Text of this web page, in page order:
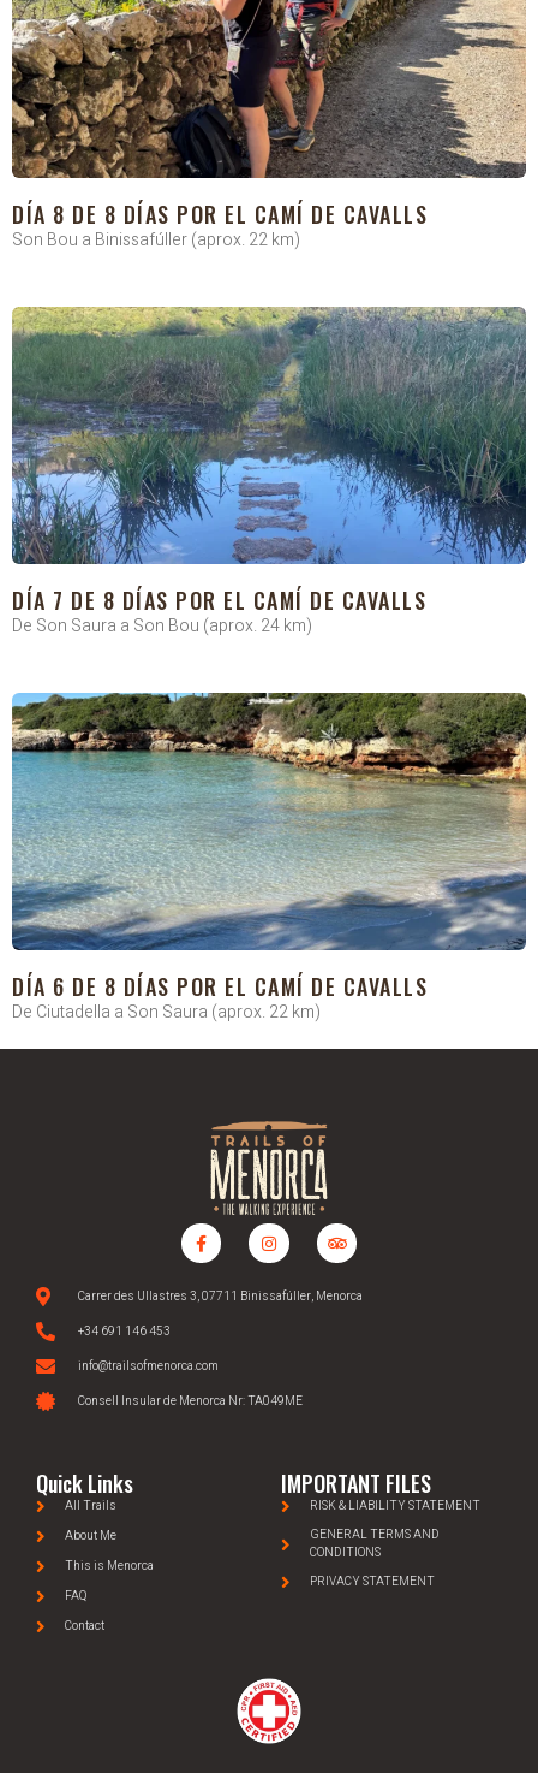
DÍA 8 DE 8 DÍAS POR EL CAMÍ DE CAVALLS
Son Bou a Binissafúller (aprox. 22 km)
DÍA 7 DE 8 DÍAS POR EL CAMÍ DE CAVALLS
De Son Saura a Son Bou (aprox. 24 km)
DÍA 6 DE 8 DÍAS POR EL CAMÍ DE CAVALLS
De Ciutadella a Son Saura (aprox. 22 km)
Carrer des Ullastres 3, 07711 Binissafúller, Menorca
+34 691 146 453
info@trailsofmenorca.com
Consell Insular de Menorca Nr: TA049ME
Quick Links
All Trails
About Me
This is Menorca
FAQ
Contact
IMPORTANT FILES
RISK & LIABILITY STATEMENT
GENERAL TERMS AND
CONDITIONS
PRIVACY STATEMENT